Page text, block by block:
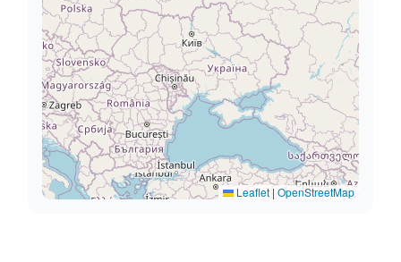
Leaflet | OpenStreetMap